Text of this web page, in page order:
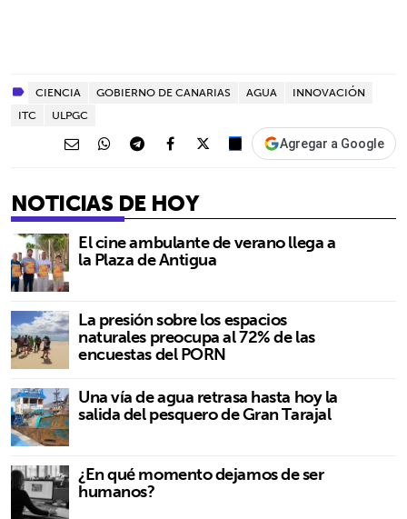
CIENCIA GOBIERNO DE CANARIAS AGUA
INNOVACIÓN
ITC
ULPGC
Agregar a Google
NOTICIAS DE HOY
El cine ambulante de verano llega a
la Plaza de Antigua
La presión sobre los espacios
naturales preocupa al 72% de las
encuestas del PORN
Una vía de agua retrasa hasta hoy la
salida del pesquero de Gran Tarajal
¿En qué momento dejamos de ser
humanos?